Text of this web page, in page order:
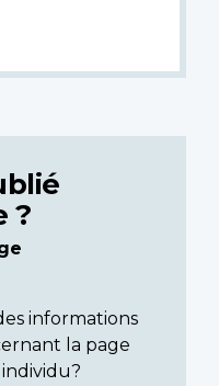
?
informations
la page